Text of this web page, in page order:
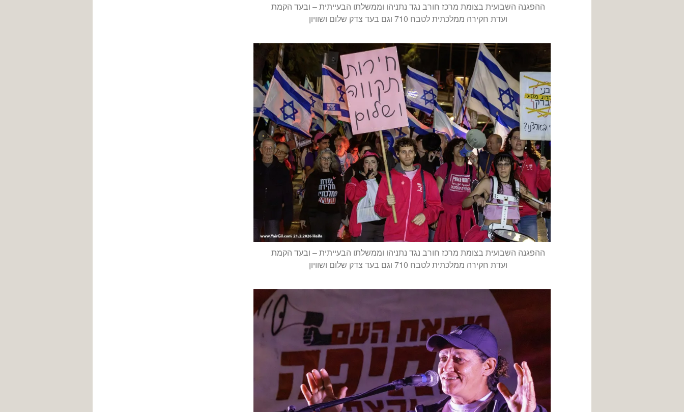
ההפגנה השבועית בצומת מרכז חורב נגד נתניהו וממשלתו הבעייתית – ובעד הקמת
ועדת חקירה ממלכתית לטבח 710 וגם בעד צדק שלום ושוויון
ההפגנה השבועית בצומת מרכז חורב נגד נתניהו וממשלתו הבעייתית – ובעד הקמת
ועדת חקירה ממלכתית לטבח 710 וגם בעד צדק שלום ושוויון